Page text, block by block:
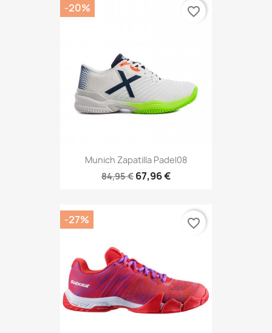
Munich Zapatilla Padel08
84,95 € 67,96 €
-20% favorite_border
-27% favorite_border